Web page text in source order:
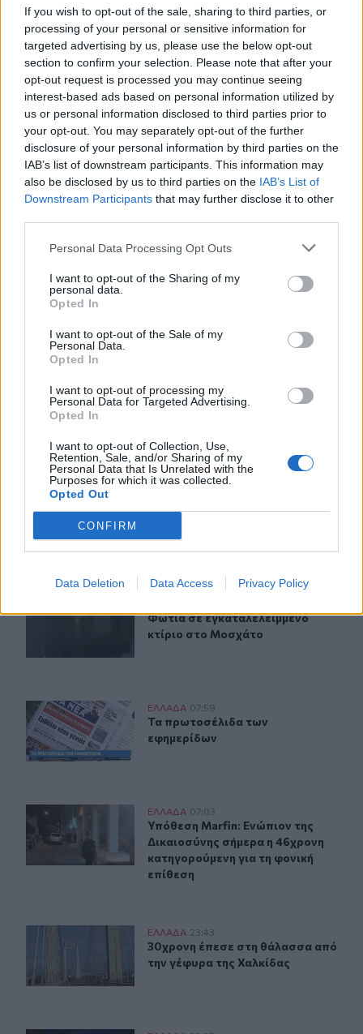
If you wish to opt-out of the sale, sharing to third parties, or
processing of your personal or sensitive information for
targeted advertising by us, please use the below opt-out
section to confirm your selection. Please note that after your
opt-out request is processed you may continue seeing
interest-based ads based on personal information utilized by
us or personal information disclosed to third parties prior to
your opt-out. You may separately opt-out of the further
disclosure of your personal information by third parties on the
IAB’s list of downstream participants. This information may
also be disclosed by us to third parties on the IAB’s List of
Downstream Participants that may further disclose it to other
Personal Data Processing Opt Outs
I want to opt-out of the Sharing of my
personal data.
Opted In
I want to opt-out of the Sale of my
Personal Data.
Opted In
I want to opt-out of processing my
Personal Data for Targeted Advertising.
Opted In
I want to opt-out of Collection, Use,
Retention, Sale, and/or Sharing of my
Personal Data that Is Unrelated with the
Purposes for which it was collected.
Opted Out
CONFIRM
Data Deletion Data Access Privacy Policy
Σήμερα η δεύτερη πληρωμή των δικαιούχων του
Λογαριασμού Αγροτικής Εστίας
07:25
Εορτολόγιο: Ποιοι γιορτάζουν σήμερα 7 Αυγούστου
Νέο Διεθνές Αεροδρόμιο Ηρακλείου: Σήμερα οι
υπογραφές για τα Συστήματα Αεροναυτιλίας
Ταϋλάνδη: Μαθητής άνοιξε πυρ μέσα σε σχολείο –
Αναφορές για νεκρούς
Υπόθεση Marfin: Ενώπιον της Δικαιοσύνης σήμερα η
46χρονη κατηγορούμενη για τη φονική επίθεση
ΠΕΡΙΣΣΟΤΕΡΑ
ΣΧΕΤΙΚA AΡΘΡΑ
Αίγιο: Νεκρός 52χρονος οδηγός λεωφορείου, υπέστη
Αίγιο: Νεκρός 52χρονος οδηγός
Αίγιο: Νεκρός 52χρονος οδηγός
Φωτιά σε εγκαταλελειμμένο
Φωτιά σε εγκαταλελειμμένο
κτίριο στο Μοσχάτο
Τα πρωτοσέλιδα των εφημερίδων
ΕΛΛAΔΑ 07:59
Τα πρωτοσέλιδα των εφημερίδων
Τα πρωτοσέλιδα των
εφημερίδων
Υπόθεση Marfin: Ενώπιον της Δικαιοσύνης σήμερα η
ΕΛΛAΔΑ 07:03
Υπόθεση Marfin: Ενώπιον της
Υπόθεση Marfin: Ενώπιον της
Δικαιοσύνης σήμερα η 46χρονη
κατηγορούμενη για τη φονική
επίθεση
30χρονη έπεσε στη θάλασσα από την γέφυρα της
ΕΛΛAΔΑ 23:43
30χρονη έπεσε στη θάλασσα από
30χρονη έπεσε στη θάλασσα από
την γέφυρα της Χαλκίδας